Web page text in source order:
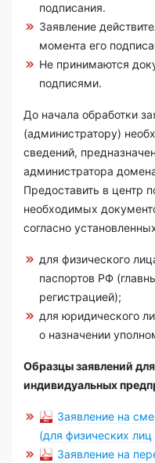
подписания.
Заявление
момента его
Не принимаются
подписями.
До начала обработки
(администратору)
сведений,
администратора
Предоставить в центр
необходимых
согласно
для физического
паспортов РФ
регистрацией);
для юридического
о назначении
Образцы заявлений
индивидуальных
Заявление на
(для физических
Заявление на